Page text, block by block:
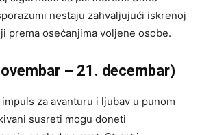
nestaju zahvaljujući iskrenoj
prema osećanjima voljene osobe.
– 21. decembar)
za avanturu i ljubav u punom
susreti mogu doneti